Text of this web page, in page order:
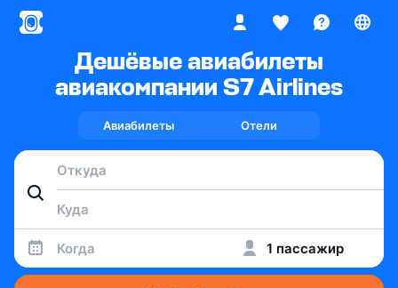
Дешёвые авиабилеты
авиакомпании S7 Airlines
Авиабилеты Отели
Когда 1 пассажир